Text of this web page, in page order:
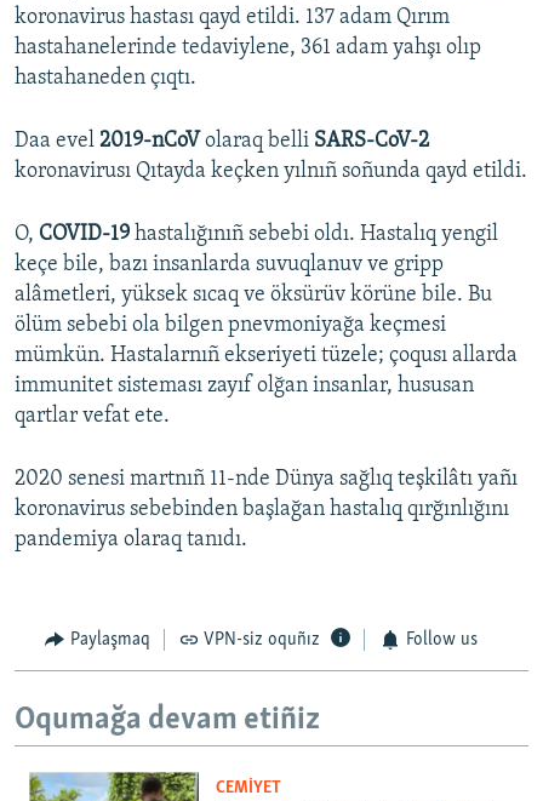
koronavirus hastası qayd etildi. 137 adam Qırım
hastahanelerinde tedaviylene, 361 adam yahşı olıp
hastahaneden çıqtı.
Daa evel 2019-nCoV olaraq belli SARS-CoV-2
koronavirusı Qıtayda keçken yılnıñ soñunda qayd etildi.
O, COVID-19 hastalığınıñ sebebi oldı. Hastalıq yengil
keçe bile, bazı insanlarda suvuqlanuv ve gripp
alâmetleri, yüksek sıcaq ve öksürüv körüne bile. Bu
ölüm sebebi ola bilgen pnevmoniyağa keçmesi
mümkün. Hastalarnıñ ekseriyeti tüzele; çoqusı allarda
immunitet sisteması zayıf olğan insanlar, hususan
qartlar vefat ete.
2020 senesi martnıñ 11-nde Dünya sağlıq teşkilâtı yañı
koronavirus sebebinden başlağan hastalıq qırğınlığını
pandemiya olaraq tanıdı.
Paylaşmaq VPN-siz oquñız Follow us
Oqumağa devam etiñiz
CEMİYET